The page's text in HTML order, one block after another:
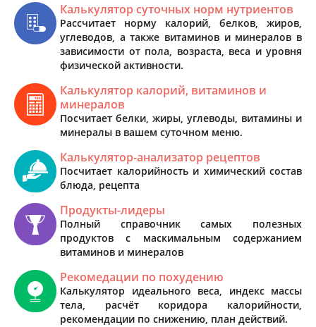
Калькулятор суточных норм нутриентов
Рассчитает норму калорий, белков, жиров,
углеводов, а также витаминов и минералов в
зависимости от пола, возраста, веса и уровня
физической активности.
Калькулятор калорий, витаминов и
минералов
Посчитает белки, жиры, углеводы, витамины и
минералы в вашем суточном меню.
Калькулятор-анализатор рецептов
Посчитает калорийность и химический состав
блюда, рецепта
Продукты-лидеры
Полный справочник самых полезных
продуктов с маскимальным содержанием
витаминов и минералов
Рекомедации по похудению
Калькулятор идеального веса, индекс массы
тела, расчёт коридора калорийности,
рекомендации по снижению, план действий.